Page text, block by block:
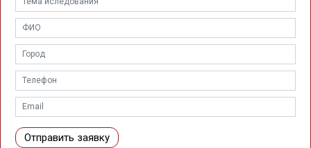
Отправить заявку